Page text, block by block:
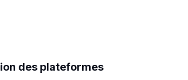
des plateformes